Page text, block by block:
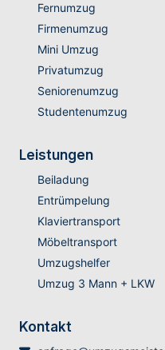
Fernumzug
Firmenumzug
Mini Umzug
Privatumzug
Seniorenumzug
Studentenumzug
Leistungen
Beiladung
Entrümpelung
Klaviertransport
Möbeltransport
Umzugshelfer
Umzug 3 Mann + LKW
Kontakt